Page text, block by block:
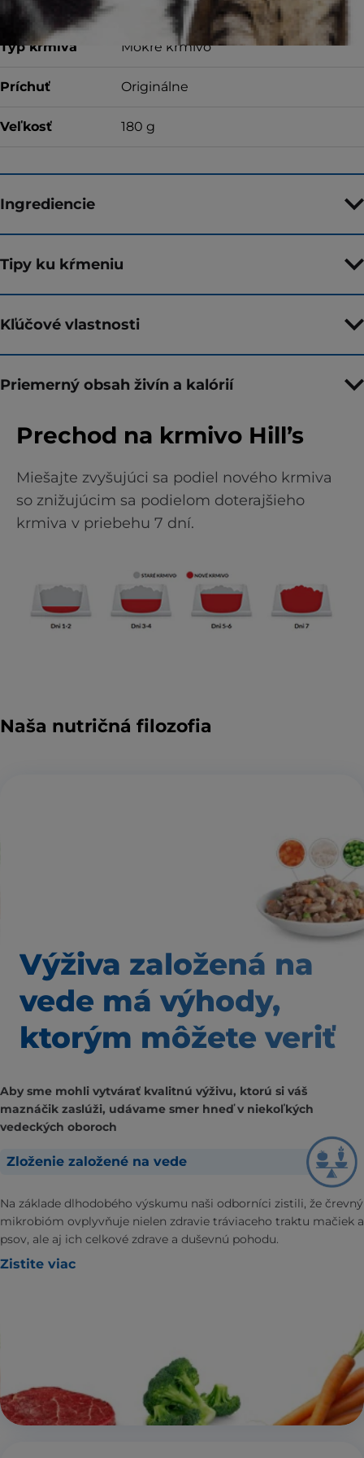
Typ krmiva Mokré krmivo
Príchuť Originálne
Veľkosť 180 g
Ingrediencie
Tipy ku kŕmeniu
Kľúčové vlastnosti
Priemerný obsah živín a kalórií
Prechod na krmivo Hill’s
Miešajte zvyšujúci sa podiel nového krmiva
so znižujúcim sa podielom doterajšieho
krmiva v priebehu 7 dní.
Naša nutričná filozofia
Výživa založená na
vede má výhody,
ktorým môžete veriť
Aby sme mohli vytvárať kvalitnú výživu, ktorú si váš
maznáčik zaslúži, udávame smer hneď v niekoľkých
vedeckých oboroch
Zloženie založené na vede
Na základe dlhodobého výskumu naši odborníci zistili, že črevný
mikrobióm ovplyvňuje nielen zdravie tráviaceho traktu mačiek a
psov, ale aj ich celkové zdrave a duševnú pohodu.
Zistite viac